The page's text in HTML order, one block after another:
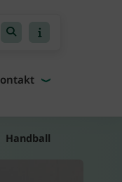
Handball